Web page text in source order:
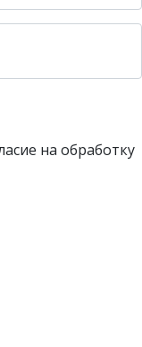
на обработку